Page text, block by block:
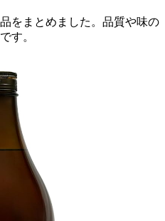
をまとめました。品質や味の
す。